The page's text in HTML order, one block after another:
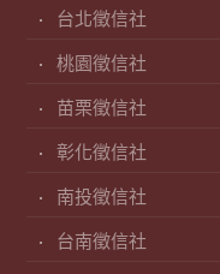
台北徵信社
桃園徵信社
苗栗徵信社
彰化徵信社
南投徵信社
台南徵信社